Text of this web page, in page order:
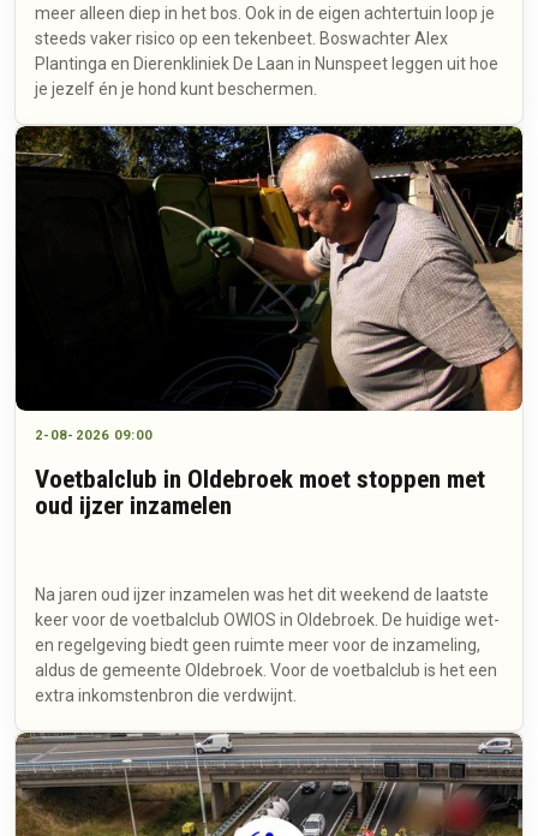
meer alleen diep in het bos. Ook in de eigen achtertuin loop je
steeds vaker risico op een tekenbeet. Boswachter Alex
Plantinga en Dierenkliniek De Laan in Nunspeet leggen uit hoe
je jezelf én je hond kunt beschermen.
2-08-2026 09:00
Voetbalclub in Oldebroek moet stoppen met
oud ijzer inzamelen
Na jaren oud ijzer inzamelen was het dit weekend de laatste
keer voor de voetbalclub OWIOS in Oldebroek. De huidige wet-
en regelgeving biedt geen ruimte meer voor de inzameling,
aldus de gemeente Oldebroek. Voor de voetbalclub is het een
extra inkomstenbron die verdwijnt.